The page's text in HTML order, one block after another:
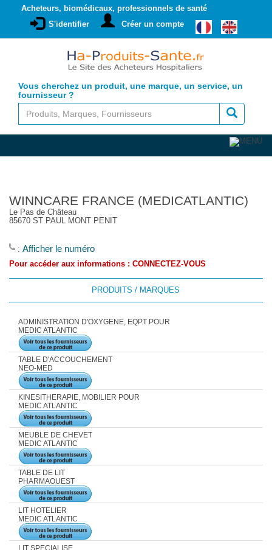
Acheteurs, biomédicaux, professionnels de santé
S'identifier
Créer un compte
Vous cherchez un produit, une marque, un service, un
fournisseur ?
WINNCARE FRANCE (MEDICATLANTIC)
Le Pas de Château
85670 ST PAUL MONT PENIT
: Afficher le numéro
Pour accéder aux informations : CONNECTEZ-VOUS
PRODUITS / MARQUES
ADMINISTRATION D'OXYGENE, EQPT POUR
MEDIC ATLANTIC
TABLE D'ACCOUCHEMENT
NEO-MED
KINESITHERAPIE, MOBILIER POUR
MEDIC ATLANTIC
MEUBLE DE CHEVET
MEDIC ATLANTIC
TABLE DE LIT
PHARMAOUEST
LIT HOTELIER
MEDIC ATLANTIC
LIT SPECIALISE